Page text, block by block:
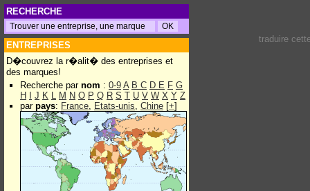
RECHERCHE
ENTREPRISES
D�couvrez la r�alit� des entreprises et
des marques!
Recherche par nom : 0-9 A B C D E F G
H
J K L M N O P Q R S T U V W X Y Z
par pays: France, Etats-unis, Chine [+]
traduire